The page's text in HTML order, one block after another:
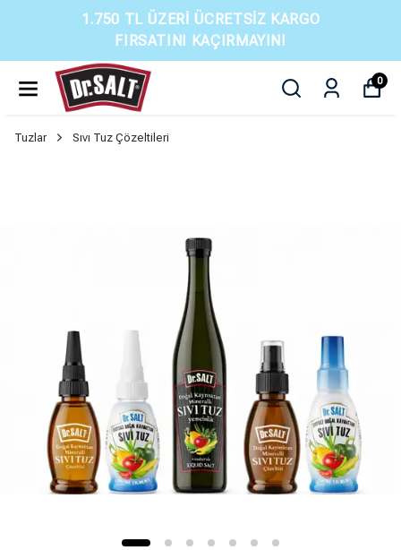
1.750 TL ÜZERI ÜCRETSIZ KARGO
FIRSATINI KAÇIRMAYIN!
0
Tuzlar Sıvı Tuz Çözeltileri